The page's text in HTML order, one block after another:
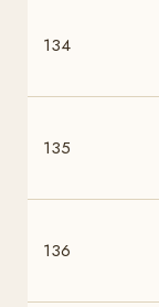
134
135
136